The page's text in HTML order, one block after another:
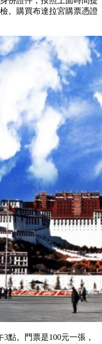
。購買布達拉宮購票憑證
點。門票是100元一張，